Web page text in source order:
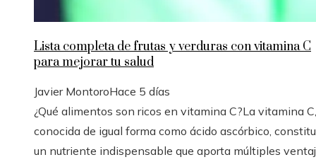
Lista completa de frutas y verduras con vitamina C
para mejorar tu salud
Javier MontoroHace 5 días
¿Qué alimentos son ricos en vitamina C?La vitamina C,
conocida de igual forma como ácido ascórbico,
un nutriente indispensable que aporta múltiples